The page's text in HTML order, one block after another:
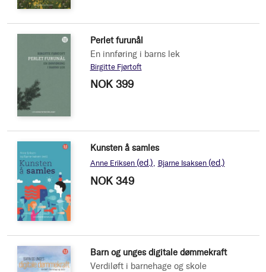
Perlet furunål
En innføring i barns lek
Birgitte Fjørtoft
NOK 399
Kunsten å samles
Anne Eriksen (ed.) Bjarne Isaksen (ed.)
NOK 349
Barn og unges digitale dømmekraft
Verdiløft i barnehage og skole